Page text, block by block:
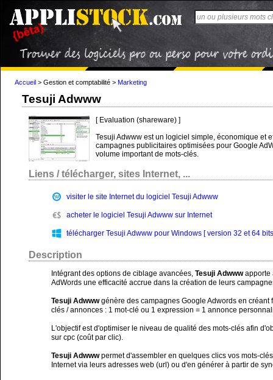
Accueil > Gestion et comptabilité > Marketing
Tesuji Adwww
[ Evaluation (shareware) ]
Tesuji Adwww est un logiciel simple, économique et
campagnes publicitaires optimisées pour Google
volume important de mots-clés.
Liens / télécharger, sites Internet, ...
visiter le site Internet du logiciel Tesuji Adwww
acheter le logiciel Tesuji Adwww sur Internet
télécharger Tesuji Adwww pour Windows [ version 32 et 64
Description
Intégrant des options de ciblage avancées, Tesuji Adwwwapporte
AdWords une efficacité accrue dans la création de leurs
Tesuji Adwwwgénère des campagnes Google Adwords en créant
clés / annonces : 1 mot-clé ou 1 expression = 1 annonce
L'objectif est d'optimiser le niveau de qualité des mots-clés afin
sur cpc (coût par clic).
Tesuji Adwwwpermet d'assembler en quelques clics vos mots-
Internet via leurs adresses web (url) ou d'en générer à partir de